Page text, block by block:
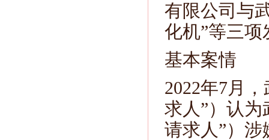
有限公司与
化机”等三
基本案情
2022年7月
求人”）认
请求人”）涉